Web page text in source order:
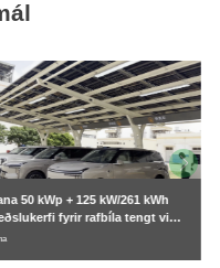
Verkefni fyrir 261 kWh vökvakælda
orkugeymsluskápa í Moldóvu fyrir
atvinnu- og iðnaðarfyrirtæki
Moldóva